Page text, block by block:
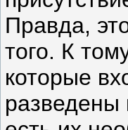
Правда,
того. К
которые
разведены